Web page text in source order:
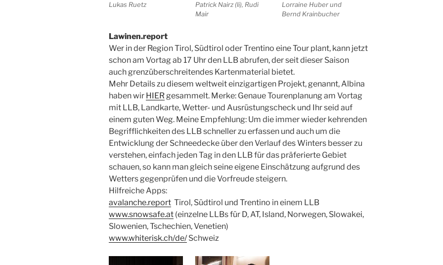
Lukas Ruetz
Patrick Nairz (li), Rudi
Mair
Lorraine Huber und
Bernd Krainbucher
Lawinen.report
Wer in der Region Tirol, Südtirol oder Trentino eine Tour plant, kann jetzt
schon am Vortag ab 17 Uhr den LLB abrufen, der seit dieser Saison
auch grenzüberschreitendes Kartenmaterial bietet.
Mehr Details zu diesem weltweit einzigartigen Projekt, genannt, Albina
haben wir HIERgesammelt. Merke: Genaue Tourenplanung am Vortag
mit LLB, Landkarte, Wetter- und Ausrüstungscheck und Ihr seid auf
einem guten Weg. Meine Empfehlung: Um die immer wieder kehrenden
Begrifflichkeiten des LLB schneller zu erfassen und auch um die
Entwicklung der Schneedecke über den Verlauf des Winters besser zu
verstehen, einfach jeden Tag in den LLB für das präferierte Gebiet
schauen, so kann man gleich seine eigene Einschätzung aufgrund des
Wetters gegenprüfen und die Vorfreude steigern.
Hilfreiche Apps:
avalanche.report Tirol, Südtirol und Trentino in einem LLB
www.snowsafe.at (einzelne LLBs für D, AT, Island, Norwegen, Slowakei,
Slowenien, Tschechien, Venetien)
www.whiterisk.ch/de/Schweiz